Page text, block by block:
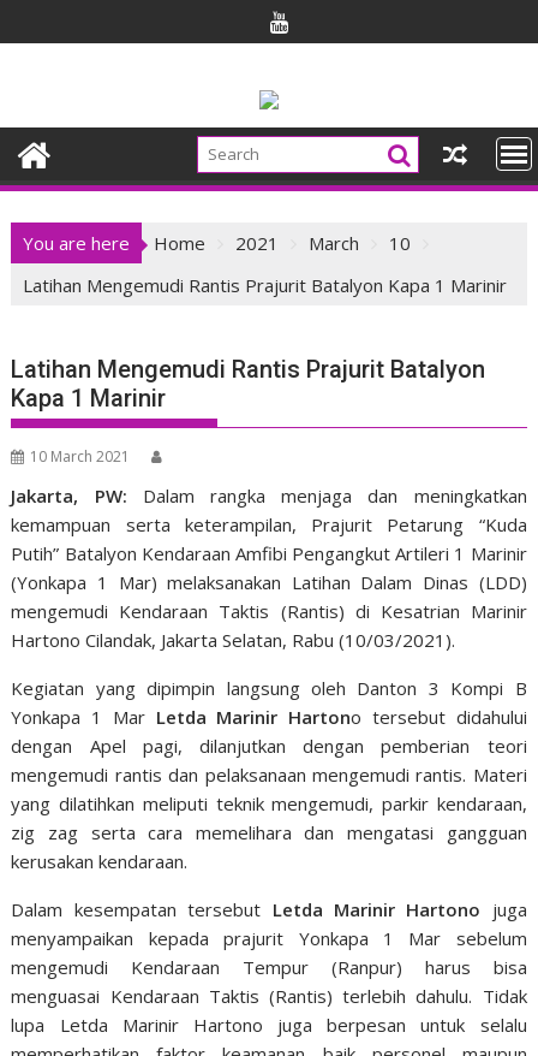
to
You are here Home 2021 March
10
Latihan Mengemudi Rantis Prajurit Batalyon Kapa 1 Marinir
Latihan Mengemudi Rantis Prajurit Batalyon
Kapa 1 Marinir
10 March 2021
Jakarta, PW: Dalam rangka menjaga dan meningkatkan
kemampuan serta keterampilan, Prajurit Petarung “Kuda
Putih” Batalyon Kendaraan Amfibi Pengangkut Artileri 1 Marinir
(Yonkapa 1 Mar) melaksanakan Latihan Dalam Dinas (LDD)
mengemudi Kendaraan Taktis (Rantis) di Kesatrian Marinir
Hartono Cilandak, Jakarta Selatan, Rabu (10/03/2021).
Kegiatan yang dipimpin langsung oleh Danton 3 Kompi B
Yonkapa 1 MarLetda Marinir Hartono tersebut didahului
dengan Apel pagi, dilanjutkan dengan pemberian teori
mengemudi rantis dan pelaksanaan mengemudi rantis. Materi
yang dilatihkan meliputi teknik mengemudi, parkir kendaraan,
zig zag serta cara memelihara dan mengatasi gangguan
kerusakan kendaraan.
Dalam kesempatan tersebut Letda Marinir Hartono juga
menyampaikan kepada prajurit Yonkapa 1 Mar sebelum
mengemudi Kendaraan Tempur (Ranpur) harus bisa
menguasai Kendaraan Taktis (Rantis) terlebih dahulu. Tidak
lupa Letda Marinir Hartono juga berpesan untuk selalu